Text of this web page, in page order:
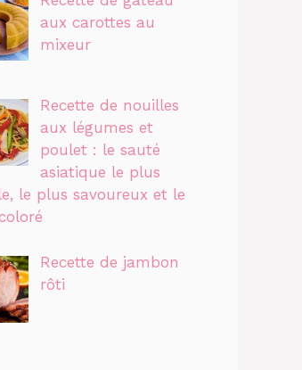
aux carottes au
mixeur
Recette de nouilles
aux légumes et
poulet : le sauté
asiatique le plus
le plus savoureux et le
Recette de jambon
rôti